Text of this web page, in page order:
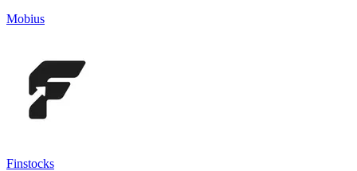
Mobius
Finstocks